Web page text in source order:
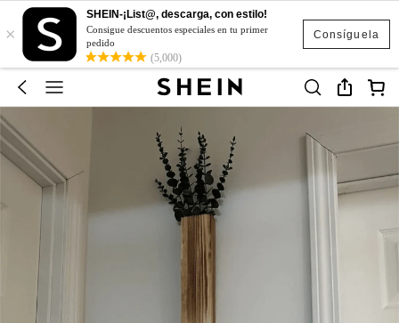
Consíguela
×
SHEIN-¡List@, descarga, con estilo!
Consigue descuentos especiales en tu primer
pedido
(5,000)